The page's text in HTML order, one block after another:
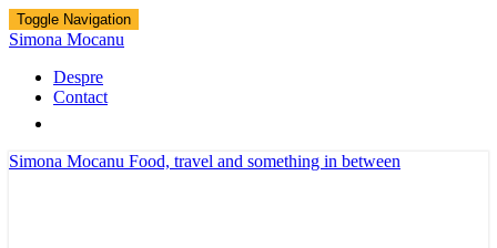
Toggle Navigation
Simona Mocanu
Despre
Contact
Simona Mocanu Food, travel and something in between